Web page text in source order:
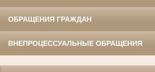
ОБРАЩЕНИЯ ГРАЖДАН
ВНЕПРОЦЕССУАЛЬНЫЕ ОБРАЩЕНИЯ